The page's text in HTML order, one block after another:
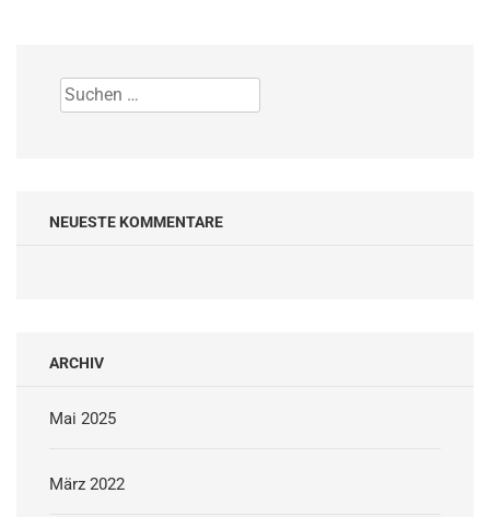
Suchen
nach:
NEUESTE KOMMENTARE
ARCHIV
Mai 2025
März 2022